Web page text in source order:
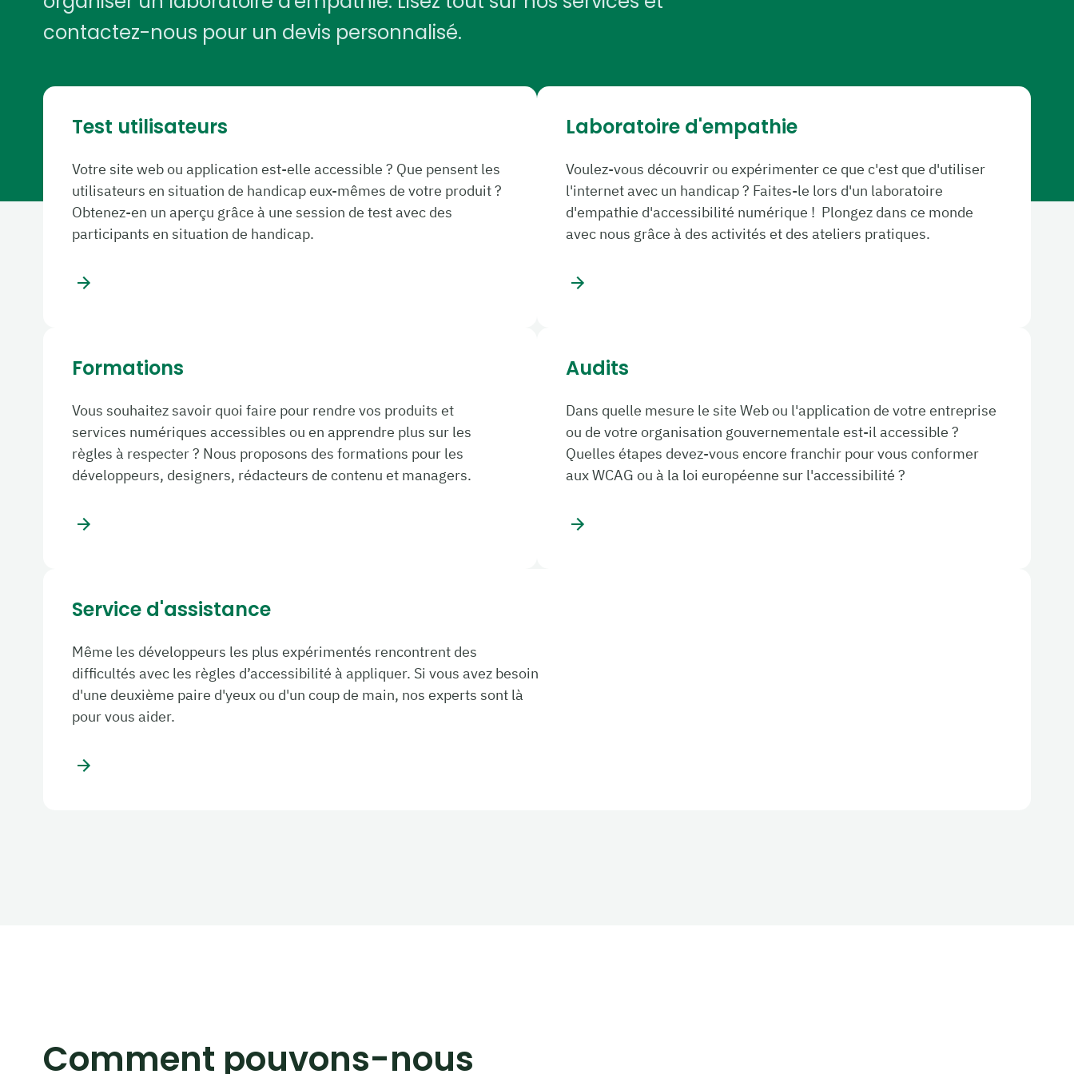
contactez-nous pour un devis personnalisé.
Test utilisateurs
Votre site web ou application est-elle accessible ? Que pensent les
utilisateurs en situation de handicap eux-mêmes de votre produit ?
Obtenez-en un aperçu grâce à une session de test avec des
participants en situation de handicap.
Laboratoire d'empathie
Voulez-vous découvrir ou expérimenter ce que c'est que d'utiliser
l'internet avec un handicap ? Faites-le lors d'un laboratoire
d'empathie d'accessibilité numérique ! Plongez dans ce monde
avec nous grâce à des activités et des ateliers pratiques.
Formations
Vous souhaitez savoir quoi faire pour rendre vos produits et
services numériques accessibles ou en apprendre plus sur les
règles à respecter ? Nous proposons des formations pour les
développeurs, designers, rédacteurs de contenu et managers.
Audits
Dans quelle mesure le site Web ou l'application de votre entreprise
ou de votre organisation gouvernementale est-il accessible ?
Quelles étapes devez-vous encore franchir pour vous conformer
aux WCAG ou à la loi européenne sur l'accessibilité ?
Service d'assistance
Même les développeurs les plus expérimentés rencontrent des
difficultés avec les règles d’accessibilité à appliquer. Si vous avez besoin
d'une deuxième paire d'yeux ou d'un coup de main, nos experts sont là
pour vous aider.
Comment pouvons-nous